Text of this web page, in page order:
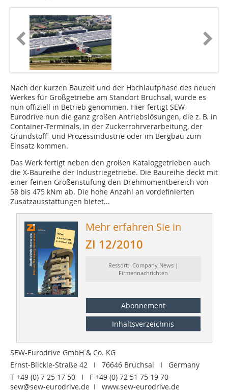
Nach der kurzen Bauzeit und der Hochlaufphase des neuen
Werkes für Großgetriebe am Standort Bruchsal, wurde es
nun offiziell in Betrieb genommen. Hier fertigt SEW-
Eurodrive nun die ganz großen Antriebslösungen, die z. B. in
Container-Terminals, in der Zuckerrohrverarbeitung, der
Grundstoff- und Prozessindustrie oder im Bergbau zum
Einsatz kommen.
Das Werk fertigt neben den großen Kataloggetrieben auch
die X-Baureihe der Industriegetriebe. Die Baureihe deckt mit
einer feinen Größenstufung den Drehmomentbereich von
58 bis 475 kNm ab. Die hohe Anzahl an vordefinierten
Zusatzausstattungen bietet...
Mehr erfahren Sie in
ZI 12/2010
Ressort: Company News |
Firmennachrichten
Abonnement
Inhaltsverzeichnis
SEW-Eurodrive GmbH & Co. KG
Ernst-Blickle-Straße 42 I 76646 Bruchsal I Germany
T +49 (0) 7 25 17 50 I F +49 (0) 72 51 75 19 70
sew@sew-eurodrive.de I www.sew-eurodrive.de